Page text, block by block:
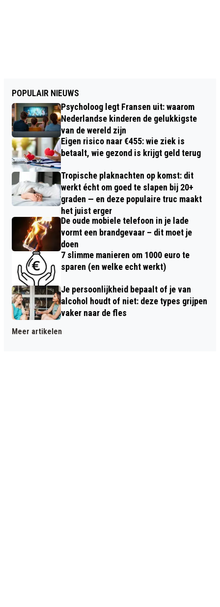
POPULAIR NIEUWS
Psycholoog legt Fransen uit: waarom
Nederlandse kinderen de gelukkigste
van de wereld zijn
Eigen risico naar €455: wie ziek is
betaalt, wie gezond is krijgt geld terug
Tropische plaknachten op komst: dit
werkt écht om goed te slapen bij 20+
graden — en deze populaire truc maakt
het juist erger
De oude mobiele telefoon in je lade
vormt een brandgevaar – dit moet je
doen
7 slimme manieren om 1000 euro te
sparen (en welke echt werkt)
Je persoonlijkheid bepaalt of je van
alcohol houdt of niet: deze types grijpen
vaker naar de fles
Meer artikelen